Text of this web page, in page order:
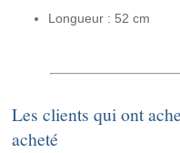
Longueur : 52 cm
Les clients qui ont
acheté